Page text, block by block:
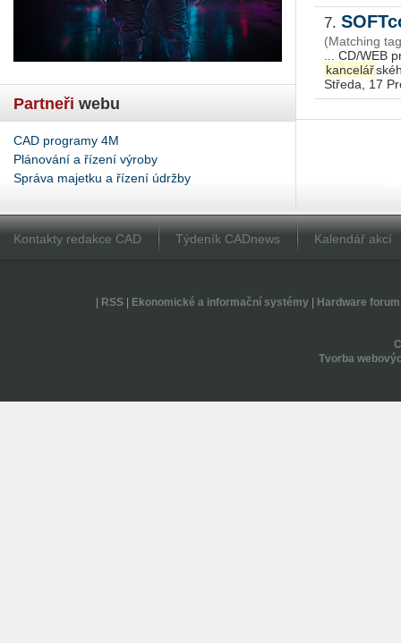
Partneři webu
CAD programy 4M
Plánování a řízení výroby
Správa majetku a řízení údržby
7.
(Matching
... CD/WEB
kancelář
Středa, 17
Kontakty redakce CAD Týdeník CADnews Kalendář akcí
RSS| Ekonomické a informační systémy| Hardware forum
Tvorba